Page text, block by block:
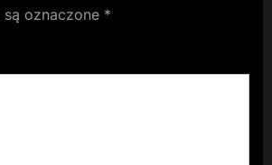
oznaczone *